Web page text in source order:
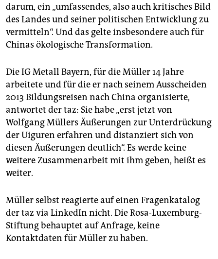
darum, ein „umfassendes, also auch kritisches Bild
des Landes und seiner politischen Entwicklung zu
vermitteln“. Und das gelte insbesondere auch für
Chinas ökologische Transformation.
Die IG Metall Bayern, für die Müller 14 Jahre
arbeitete und für die er nach seinem Ausscheiden
2013 Bildungsreisen nach China organisierte,
antwortet der taz: Sie habe „erst jetzt von
Wolfgang Müllers Äußerungen zur Unterdrückung
der Uiguren erfahren und distanziert sich von
diesen Äußerungen deutlich“. Es werde keine
weitere Zusammenarbeit mit ihm geben, heißt es
weiter.
Müller selbst reagierte auf einen Fragenkatalog
der taz via LinkedIn nicht. Die Rosa-Luxemburg-
Stiftung behauptet auf Anfrage, keine
Kontaktdaten für Müller zu haben.